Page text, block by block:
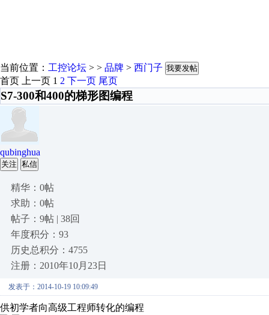
当前位置： 工控论坛 > > 品牌 > 西门子 我要发帖
首页 上一页 1 2 下一页 尾页
S7-300和400的梯形图编程
qubinghua
关注 私信
精华：0帖
求助：0帖
帖子：9帖 | 38回
年度积分：93
历史总积分：4755
注册：2010年10月23日
发表于：2014-10-19 10:09:49
供初学者向高级工程师转化的编程